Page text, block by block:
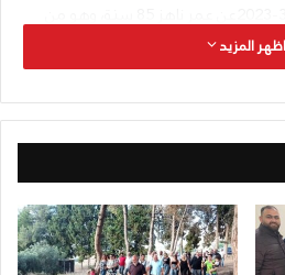
قضاء النبطية من سكان مدينة صور، انتمى
مثالاً للقومي الاجتماعي الملتزم،
بقسمه واتخذ من الحزب شعاراً له
الراحل محمد نجيب شمس الدين “ أبو
عام 1938 مجدل سلم – قضاء النّبطية – سكان مدينة صور
منتمياً إلى صفوف النّهضة السّوريّة القوميّة الإجتماعيّة عام 1950، زوجته :
علي، الرّفيق الشّهيد نجيب، زينة
اظهر المزيد